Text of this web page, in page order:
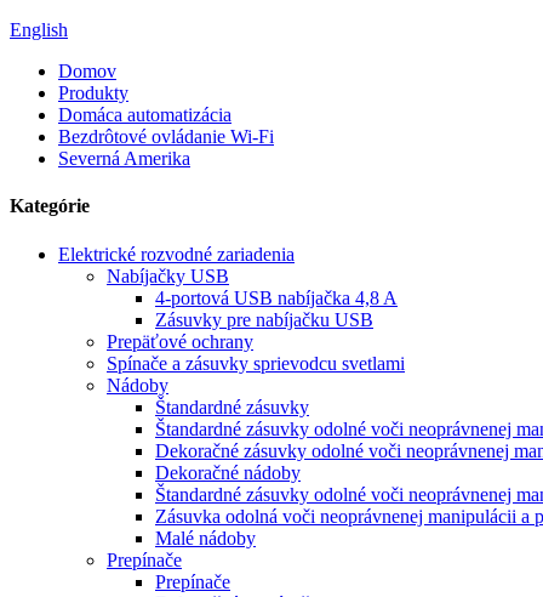
English
Domov
Produkty
Domáca automatizácia
Bezdrôtové ovládanie Wi-Fi
Severná Amerika
Kategórie
Elektrické rozvodné zariadenia
Nabíjačky USB
4-portová USB nabíjačka 4,8 A
Zásuvky pre nabíjačku USB
Prepäťové ochrany
Spínače a zásuvky sprievodcu svetlami
Nádoby
Štandardné zásuvky
Štandardné zásuvky odolné voči neoprávnenej
Dekoračné zásuvky odolné voči neoprávnenej
Dekoračné nádoby
Štandardné zásuvky odolné voči neoprávnenej
Zásuvka odolná voči neoprávnenej manipulácii a
Malé nádoby
Prepínače
Prepínače